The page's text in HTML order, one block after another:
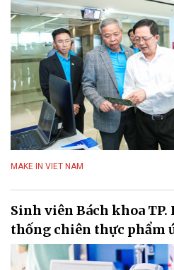
MAKE IN VIET NAM
Sinh viên Bách khoa TP.
thống chiên thực phẩm